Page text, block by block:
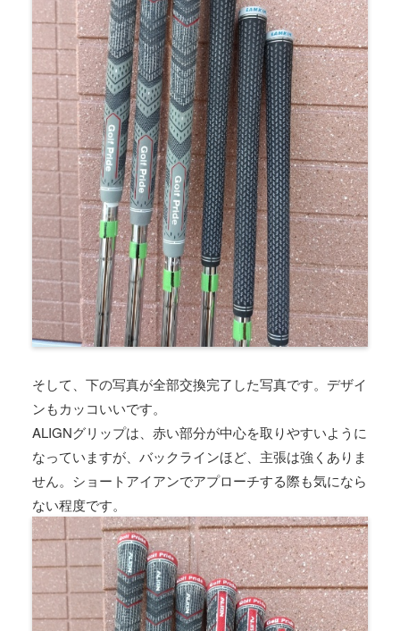
そして、下の写真が全部交換完了した写真です。デザイ
ンもカッコいいです。
ALIGNグリップは、赤い部分が中心を取りやすいように
なっていますが、バックラインほど、主張は強くありま
せん。ショートアイアンでアプローチする際も気になら
ない程度です。